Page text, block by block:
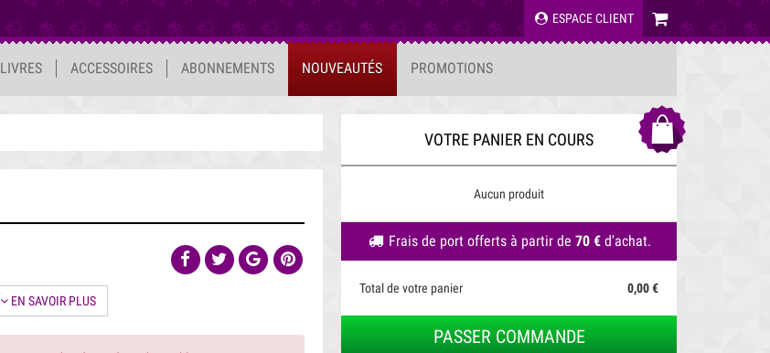
ESPACE CLIENT
LIVRES ACCESSOIRES ABONNEMENTS NOUVEAUTÉS PROMOTIONS
EN SAVOIR PLUS
VOTRE PANIER EN COURS
Aucun produit
Frais de port offerts à partir de70 € d'achat.
Total de votre panier 0,00 €
PASSER COMMANDE